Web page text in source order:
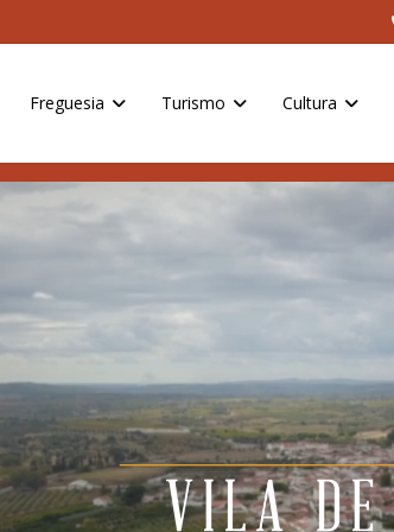
Freguesia Turismo Cultura